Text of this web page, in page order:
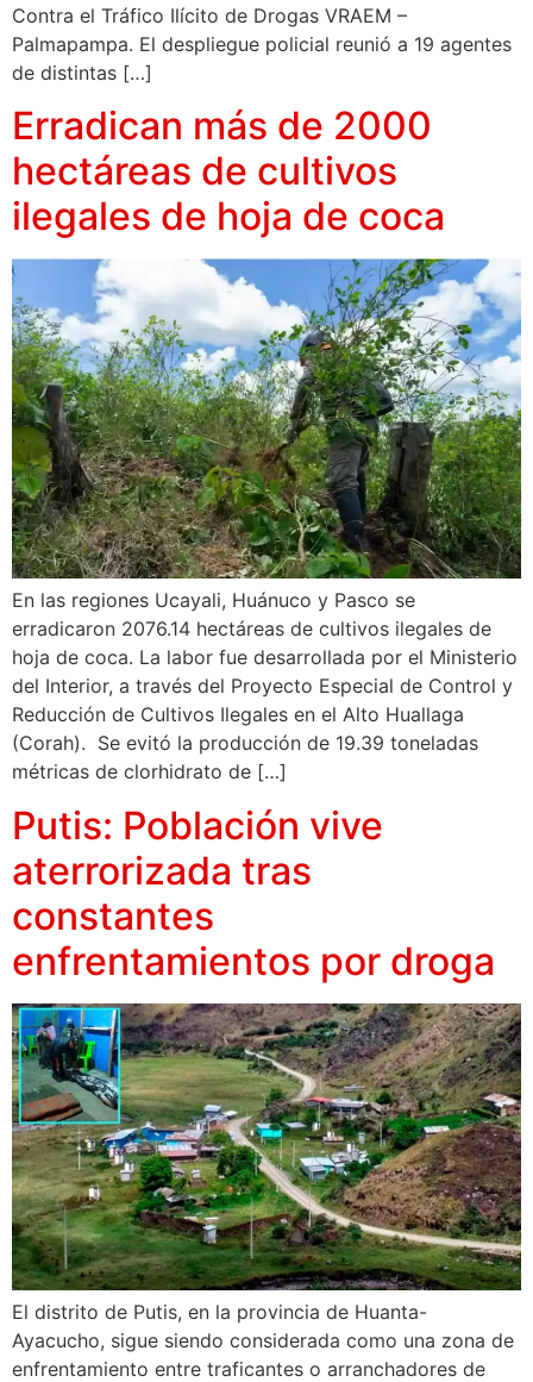
Contra el Tráfico Ilícito de Drogas VRAEM –
Palmapampa. El despliegue policial reunió a 19 agentes
de distintas […]
Erradican más de 2000
hectáreas de cultivos
ilegales de hoja de coca
En las regiones Ucayali, Huánuco y Pasco se
erradicaron 2076.14 hectáreas de cultivos ilegales de
hoja de coca. La labor fue desarrollada por el Ministerio
del Interior, a través del Proyecto Especial de Control y
Reducción de Cultivos Ilegales en el Alto Huallaga
(Corah). Se evitó la producción de 19.39 toneladas
métricas de clorhidrato de […]
Putis: Población vive
aterrorizada tras
constantes
enfrentamientos por droga
El distrito de Putis, en la provincia de Huanta-
Ayacucho, sigue siendo considerada como una zona de
enfrentamiento entre traficantes o arranchadores de